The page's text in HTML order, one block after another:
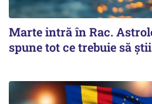
Marte intră în Rac.
spune tot ce trebuie să